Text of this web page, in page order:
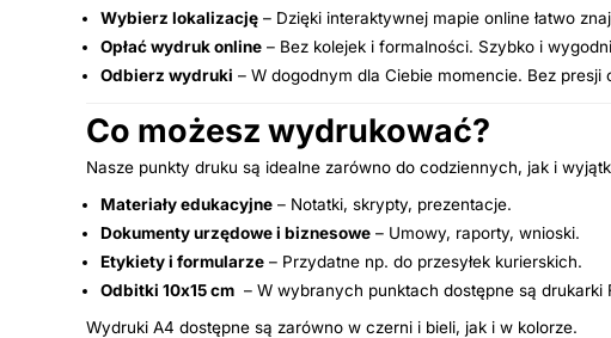
Wybierz lokalizację – Dzięki interaktywnej mapie online łatwo
Opłać wydruk online – Bez kolejek i formalności. Szybko i
Odbierz wydruki – W dogodnym dla Ciebie momencie. Bez
Co możesz wydrukować?
Nasze punkty druku są idealne zarówno do codziennych, jak i
Materiały edukacyjne – Notatki, skrypty, prezentacje.
Dokumenty urzędowe i biznesowe – Umowy, raporty, wnioski.
Etykiety i formularze – Przydatne np. do przesyłek kurierskich.
Odbitki 10x15 cm – W wybranych punktach dostępne są
Wydruki A4 dostępne są zarówno w czerni i bieli, jak i w kolorze.